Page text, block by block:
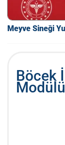
Meyve Sineği
Böcek
Modülü